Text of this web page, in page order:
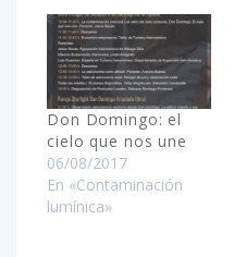
Don Domingo: el
cielo que nos une
06/08/2017
En «Contaminación
lumínica»